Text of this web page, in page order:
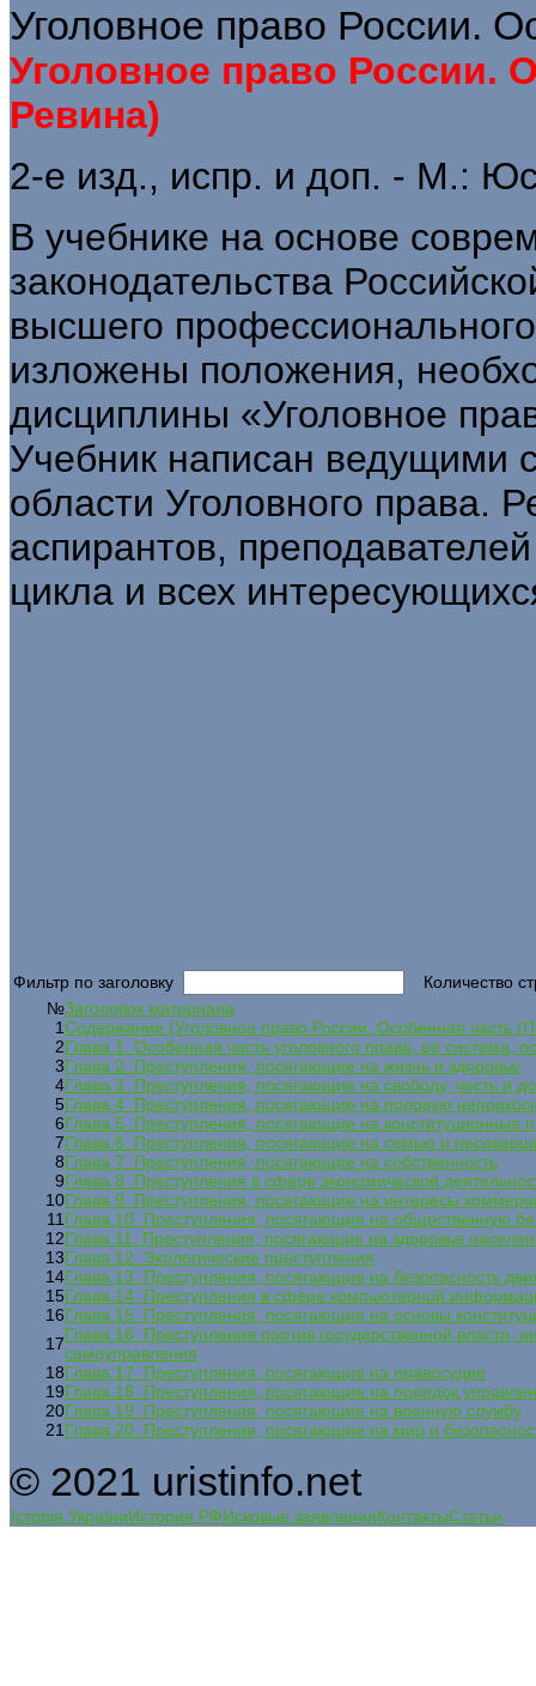
Уголовное право России.
Уголовное право России.
Ревина)
2-е изд., испр. и доп. - М.:
В учебнике на основе
законодательства
высшего
изложены положения,
дисциплины «Уголовное
Учебник написан ведущими
области Уголовного права.
аспирантов,
цикла и всех
Фильтр по заголовку
Количество
№Заголовок материала
1Содержание (Уголовное право России. Особенная часть
2Глава 1. Особенная часть уголовного права, ее система,
3Глава 2. Преступления, посягающие на жизнь и здоровье
4Глава 3. Преступления, посягающие на свободу, честь и
5Глава 4. Преступления, посягающие на половую
6Глава 5. Преступления, посягающие на конституционные
7Глава 6. Преступления, посягающие на семью и
8Глава 7. Преступления, посягающие на собственность
9Глава 8. Преступления в сфере экономической
10Глава 9. Преступления, посягающие на интересы
11 Глава 10. Преступления, посягающие на общественную
12Глава 11. Преступления, посягающие на здоровье
13Глава 12. Экологические преступления
14Глава 13. Преступления, посягающие на безопасность
15Глава 14. Преступления в сфере компьютерной
16Глава 15. Преступления, посягающие на основы
17Глава 16. Преступления против государственной власти,
самоуправления
18Глава 17. Преступления, посягающие на правосудие
19Глава 18. Преступления, посягающие на порядок
20Глава 19. Преступления, посягающие на военную службу
21 Глава 20. Преступления, посягающие на мир и
© 2021 uristinfo.net
Історія УкраїниИстория РФИсковые заявленияКонтактыСтатьи